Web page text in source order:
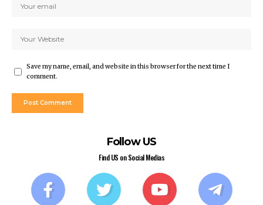
Save my name, email, and website in this browser for the next time I
comment.
Follow US
Find US on Social Medias